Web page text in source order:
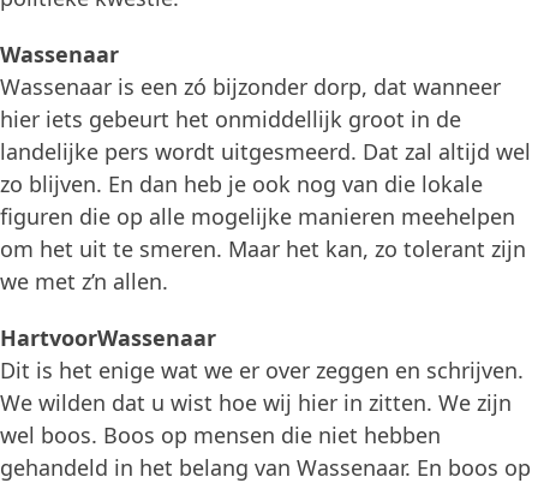
Wassenaar
Wassenaar is een zó bijzonder dorp, dat wanneer
hier iets gebeurt het onmiddellijk groot in de
landelijke pers wordt uitgesmeerd. Dat zal altijd wel
zo blijven. En dan heb je ook nog van die lokale
figuren die op alle mogelijke manieren meehelpen
om het uit te smeren. Maar het kan, zo tolerant zijn
we met z’n allen.
HartvoorWassenaar
Dit is het enige wat we er over zeggen en schrijven.
We wilden dat u wist hoe wij hier in zitten. We zijn
wel boos. Boos op mensen die niet hebben
gehandeld in het belang van Wassenaar. En boos op